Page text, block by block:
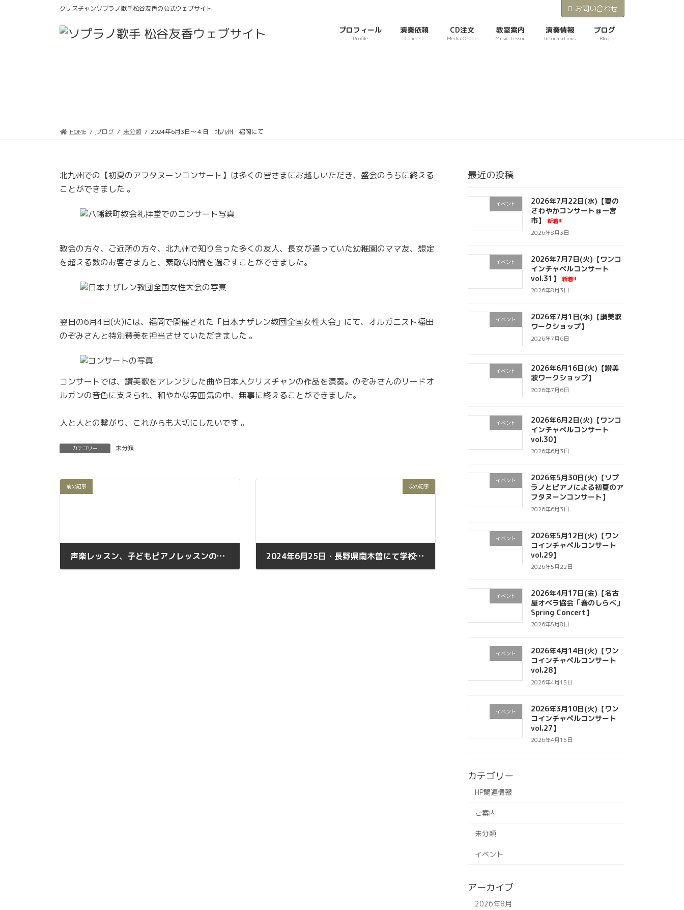
クリスチャンソプラノ歌手松谷友香の公式ウェブサイト お問い合わせ
プロフィール
Profile
演奏依頼
Concert
CD注文
Media Order
教室案内
Music Lesson
演奏情報
Informations
ブログ
Blog
HOME ブログ 未分類 2024年6月3日〜４日 北九州・福岡にて
北九州での【初夏のアフタヌーンコンサート】は多くの皆さまにお越しいただき、盛会のうちに終える
ことができました 。
教会の方々、ご近所の方々、北九州で知り合った多くの友人、長女が通っていた幼稚園のママ友、想定
を超える数のお客さま方と、素敵な時間を過ごすことができました。
翌日の6月4日(火)には、福岡で開催された「日本ナザレン教団全国女性大会」にて、オルガニスト福田
のぞみさんと特別賛美を担当させていただきました 。
コンサートでは、讃美歌をアレンジした曲や日本人クリスチャンの作品を演奏。のぞみさんのリードオ
ルガンの音色に支えられ、和やかな雰囲気の中、無事に終えることができました。
人と人との繋がり、これからも大切にしたいです 。
カテゴリー 未分類
前の記事
声楽レッスン、子どもピアノレッスンのご案内
次の記事
2024年6月25日・長野県南木曽にて学校コンサート
最近の投稿
イベント
2026年7月22日(水)【夏の
さわやかコンサート＠一宮
市】
新着!!
2026年8月3日
イベント
2026年7月7日(火)【ワンコ
インチャペルコンサート
vol.31】
新着!!
2026年8月3日
イベント
2026年7月1日(水)【讃美歌
ワークショップ】
2026年7月6日
イベント
2026年6月16日(火)【讃美
歌ワークショップ】
2026年7月6日
イベント
2026年6月2日(火)【ワンコ
インチャペルコンサート
vol.30】
2026年6月3日
イベント
2026年5月30日(火)【ソプ
ラノとピアノによる初夏のア
フタヌーンコンサート】
2026年6月3日
イベント
2026年5月12日(火)【ワン
コインチャペルコンサート
vol.29】
2026年5月22日
イベント
2026年4月17日(金)【名古
屋オペラ協会「春のしらべ」
Spring Concert】
2026年5月8日
イベント
2026年4月14日(火)【ワン
コインチャペルコンサート
vol.28】
2026年4月15日
イベント
2026年3月10日(火)【ワン
コインチャペルコンサート
vol.27】
2026年4月15日
カテゴリー
HP関連情報
ご案内
未分類
イベント
アーカイブ
2026年8月